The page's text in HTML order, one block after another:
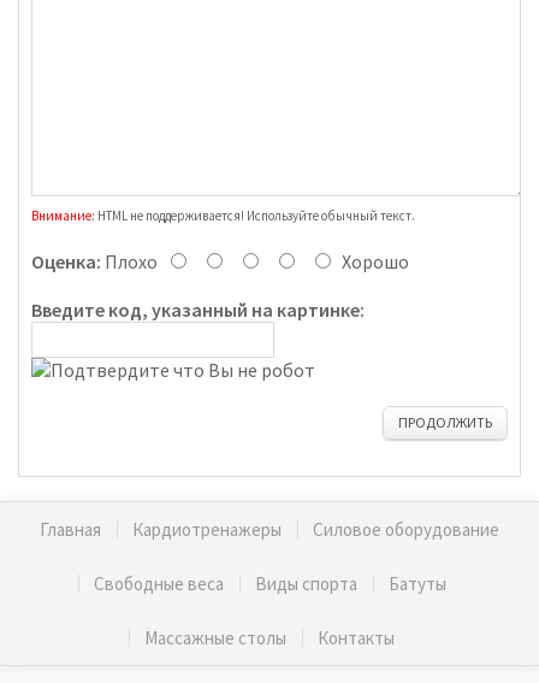
Внимание: HTML не поддерживается! Используйте обычный текст.
Оценка: Плохо
Хорошо
Введите код, указанный на картинке:
ПРОДОЛЖИТЬ
Главная Кардиотренажеры Силовое оборудование
Свободные веса Виды спорта Батуты
Массажные столы Контакты